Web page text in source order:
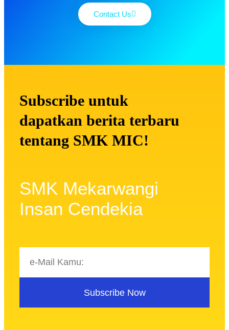
Contact Us
Subscribe untuk
dapatkan berita terbaru
tentang SMK MIC!
SMK Mekarwangi
Insan Cendekia
Subscribe Now